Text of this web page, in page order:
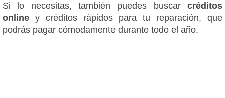
Si lo necesitas, también puedes buscar créditos
online y créditos rápidos para tu reparación, que
podrás pagar cómodamente durante todo el año.